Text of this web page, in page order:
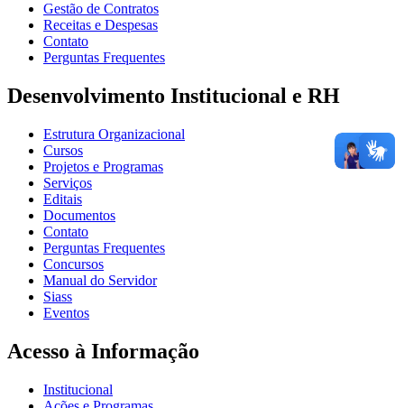
Gestão de Contratos
Receitas e Despesas
Contato
Perguntas Frequentes
Desenvolvimento Institucional e RH
Estrutura Organizacional
Cursos
Projetos e Programas
Serviços
Editais
Documentos
Contato
Perguntas Frequentes
Concursos
Manual do Servidor
Siass
Eventos
Acesso à Informação
Institucional